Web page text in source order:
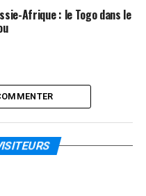
Afrique : le Togo dans le